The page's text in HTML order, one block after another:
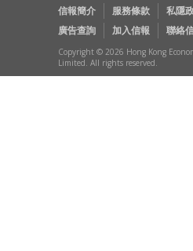
信報簡介 服務條款 私隱
廣告查詢
加入信報 聯絡
Copyright © 2026 Hong Kong
Limited. All rights reserved.